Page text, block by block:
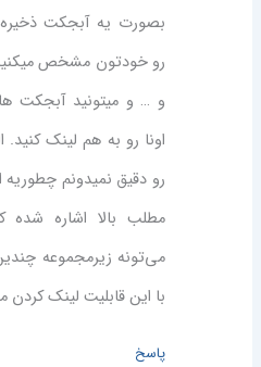
بصورت یه آبجکت
رو خودتون مشخص میکنید
و … و میتونید آبجکت
اونا رو به هم لینک کنید.
رو دقیق نمیدونم
مطلب بالا اشاره
می‌تونه زیرمجموعه
با این قابلیت لینک
پاسخ